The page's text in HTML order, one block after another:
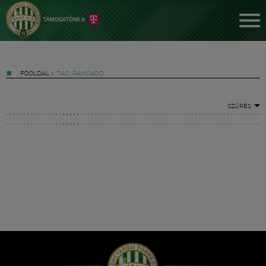
FŐOLDAL » TAG: RANGADÓ
SZŰRÉS
Hírek